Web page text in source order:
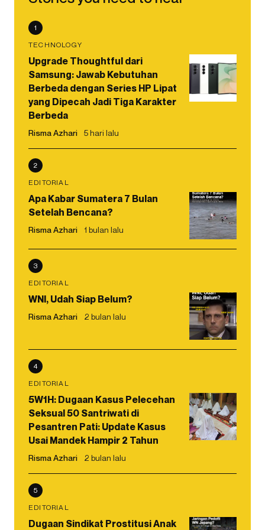
1
TECHNOLOGY
Upgrade Thoughtful dari
Samsung: Jawab Kebutuhan
Berbeda dengan Series HP Lipat
yang Dipecah Jadi Tiga Karakter
Berbeda
Risma Azhari 5 hari lalu
2
EDITORIAL
Apa Kabar Sumatera 7 Bulan
Setelah Bencana?
Risma Azhari 1 bulan lalu
3
EDITORIAL
WNI, Udah Siap Belum?
Risma Azhari 2 bulan lalu
4
EDITORIAL
5W1H: Dugaan Kasus Pelecehan
Seksual 50 Santriwati di
Pesantren Pati: Update Kasus
Usai Mandek Hampir 2 Tahun
Risma Azhari 2 bulan lalu
5
EDITORIAL
Dugaan Sindikat Prostitusi Anak